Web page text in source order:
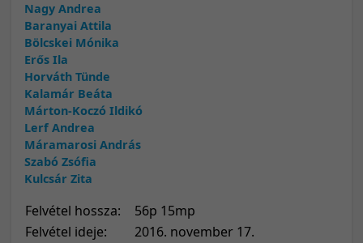
Nagy Andrea
Baranyai Attila
Bölcskei Mónika
Erős Ila
Horváth Tünde
Kalamár Beáta
Márton-Koczó Ildikó
Lerf Andrea
Máramarosi András
Szabó Zsófia
Kulcsár Zita
Felvétel hossza:
56p 15mp
Felvétel ideje:
2016. november 17.